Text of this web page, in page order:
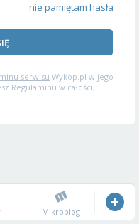
nie pamiętam hasła
serwisu Wykop.pl w jego
Regulaminu w całości,
Mikroblog